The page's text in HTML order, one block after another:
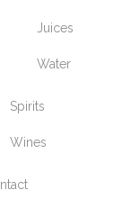
Juices
Water
Spirits
Wines